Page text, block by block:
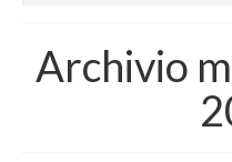
COSA FACCIAMO
MODULISTICA E
Archivio